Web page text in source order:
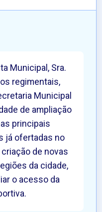
Municipal, Sra.
regimentais,
Municipal
de ampliação
principais
já ofertadas no
de novas
da cidade,
o acesso da